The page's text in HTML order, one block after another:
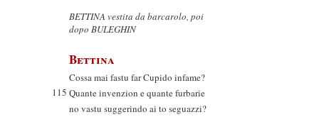
BETTINA vestita da barcarolo, poi
dopo BULEGHIN
Bettina
Cossa mai fastu far Cupido infame?
115 Quante invenzion e quante furbarie
no vastu suggerindo ai to seguazzi?